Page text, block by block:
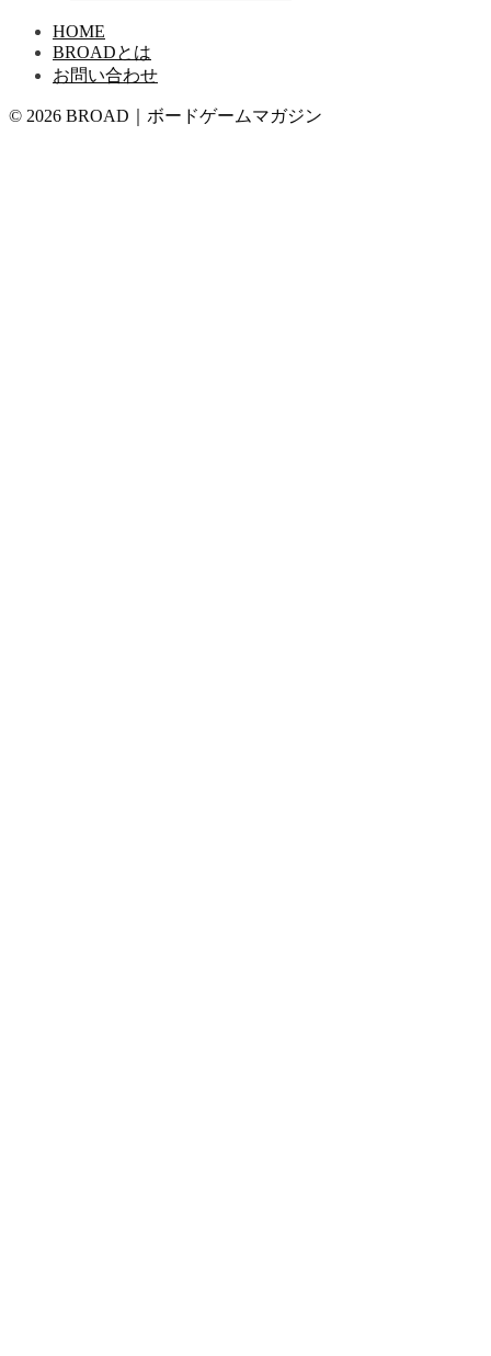
HOME
BROADとは
お問い合わせ
© 2026 BROAD｜ボードゲームマガジン